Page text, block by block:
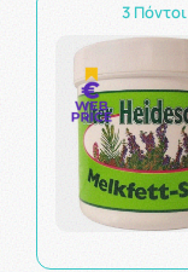
3 Πόντοι